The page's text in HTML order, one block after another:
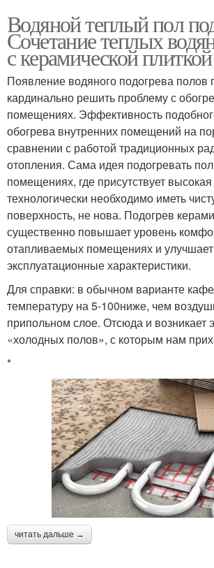
Водяной теплый пол
Сочетание теплых
с керамической плиткой
Появление водяного подогрева полов
кардинально решить проблему с
помещениях. Эффективность
обогрева внутренних помещений на
сравнении с работой традиционных
отопления. Сама идея подогревать
помещениях, где присутствует
технологически необходимо иметь
поверхность, не нова. Подогрев
существенно повышает уровень
отапливаемых помещениях и
эксплуатационные характеристики.
Для справки: в обычном варианте
температуру на 5-100ниже, чем
припольном слое. Отсюда и возникает
«холодных полов», с которым нам
*
читать дальше →